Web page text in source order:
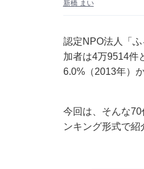
新橋 まい
認定NPO法人「
加者は4万9514件
6.0%（2013年）
今回は、そんな
ンキング形式で紹